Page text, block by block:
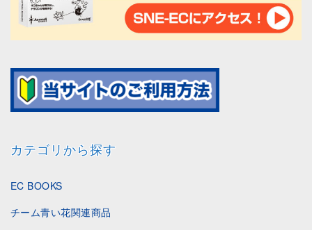
カテゴリから探す
EC BOOKS
チーム青い花関連商品